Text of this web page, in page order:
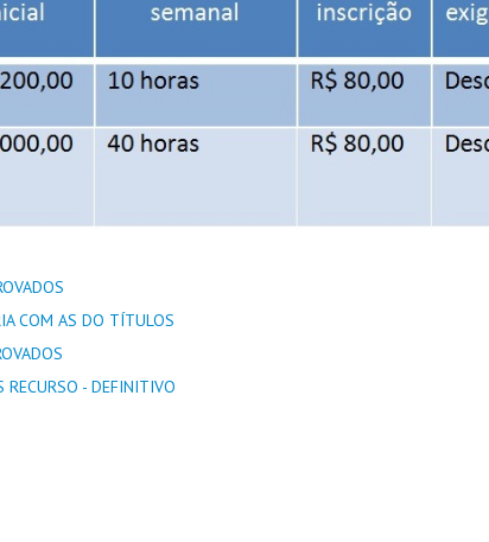
COM AS DO TÍTULOS
- DEFINITIVO